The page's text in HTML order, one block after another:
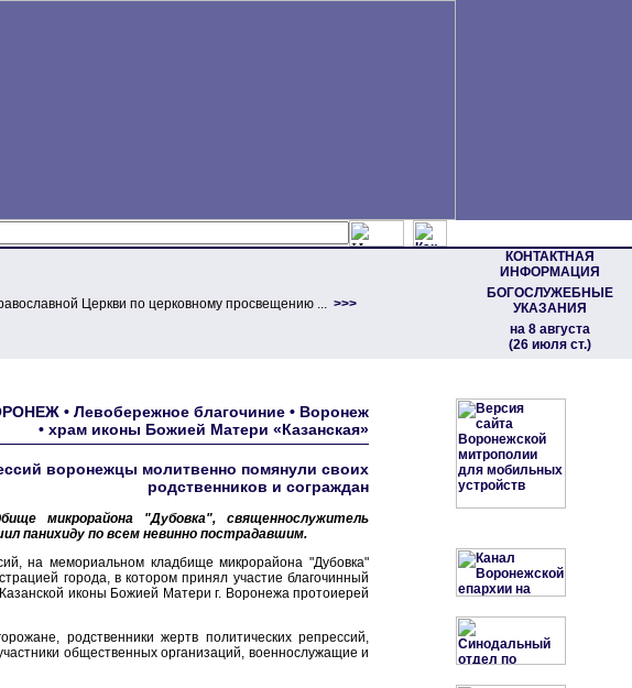
КОНТАКТНАЯ
ИНФОРМАЦИЯ
БОГОСЛУЖЕБНЫЕ
УКАЗАНИЯ
на 8 августа
(26 июля ст.)
Церкви по церковному просвещению ... >>>
• Левобережное благочиние • Воронеж
• храм иконы Божией Матери «Казанская»
воронежцы молитвенно помянули своих
родственников и сограждан
микрорайона "Дубовка", священнослужитель
панихиду по всем невинно пострадавшим.
на мемориальном кладбище микрорайона "Дубовка"
города, в котором принял участие благочинный
иконы Божией Матери г. Воронежа протоиерей
родственники жертв политических репрессий,
общественных организаций, военнослужащие и